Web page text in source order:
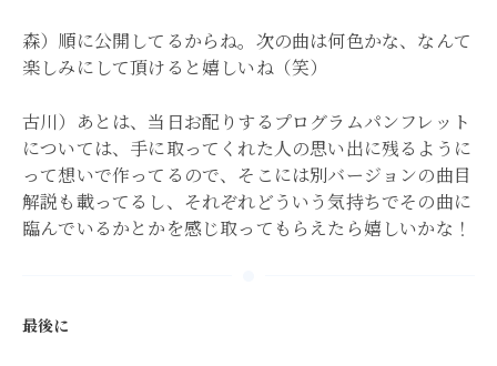
森）順に公開してるからね。次の曲は何色かな、なんて
楽しみにして頂けると嬉しいね（笑）
古川）あとは、当日お配りするプログラムパンフレット
については、手に取ってくれた人の思い出に残るように
って想いで作ってるので、そこには別バージョンの曲目
解説も載ってるし、それぞれどういう気持ちでその曲に
臨んでいるかとかを感じ取ってもらえたら嬉しいかな！
最後に